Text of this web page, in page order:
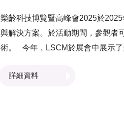
樂齡科技博覽暨高峰會2025於
與解決方案。於活動期間，參觀者
術。 今年，LSCM於展會中展示
界的專家及業界人士，以及公眾
詳細資料